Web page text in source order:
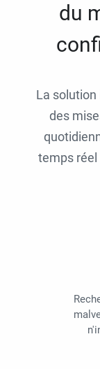
du
La solution
des
temps